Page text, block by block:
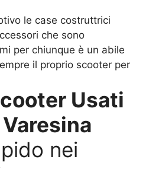
le case costruttrici
che sono
per chiunque è un abile
il proprio scooter per
Usati
nei